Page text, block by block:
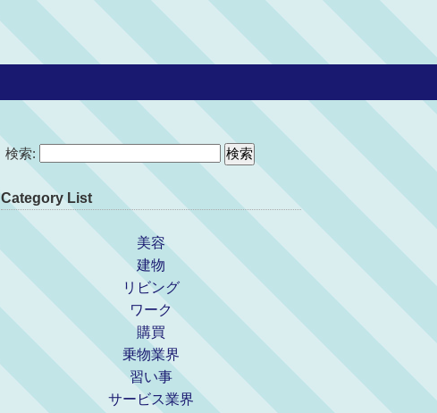
検索:
Category List
美容
建物
リビング
ワーク
購買
乗物業界
習い事
サービス業界